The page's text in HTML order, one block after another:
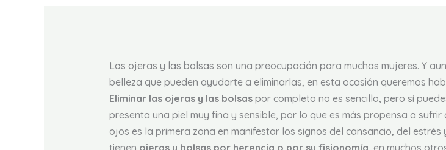
Las ojeras y las bolsas son una preocupación para muchas mujeres. Y
belleza que pueden ayudarte a eliminarlas, en esta ocasión queremos
Eliminar las ojeras y las bolsaspor completo no es sencillo, pero sí
presenta una piel muy fina y sensible, por lo que es más propensa a
ojos es la primera zona en manifestar los signos del cansancio, del